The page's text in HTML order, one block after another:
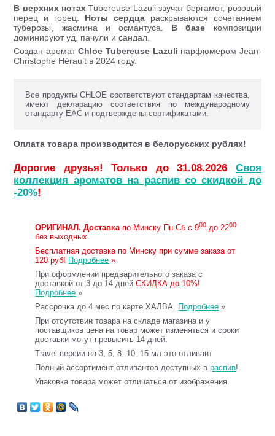
В верхних нотах Tubereuse Lazuli звучат бергамот, розовый
перец и горец. Ноты сердцараскрываются сочетанием
туберозы, жасмина и османтуса. В базе композиции
доминируют уд, пачули и сандал.
Создан ароматChloe Tubereuse Lazuli парфюмером Jean-
Christophe Hérault в 2024 году.
Все продукты CHLOE соответствуют стандартам качества,
имеют декларацию соответствия по международному
стандарту ЕАС и подтверждены сертификатами.
Оплата товара производится в белорусских рублях!
Дорогие друзья! Только до 31.08.2026 Своя
коллекция ароматов на распив со скидкой до
-20%!
ОРИГИНАЛ. Доставкапо Минску Пн-Сб с 900 до 2200
без выходных.
Бесплатная доставка по Минску при сумме заказа от
120 руб! Подробнее »
При оформлении предварительного заказа с
доставкой от 3 до 14 днейСКИДКА до 10%!
Подробнее »
Рассрочка до 4 мес по карте ХАЛВА. Подробнее »
При отсутствии товара на складе магазина и у
поставщиков цена на товар может изменяться и сроки
доставки могут превысить 14 дней.
Travel версии на 3, 5, 8, 10, 15 мл это отливант
Полный ассортимент отливантов доступных враспив!
Упаковка товара может отличаться от изображения.